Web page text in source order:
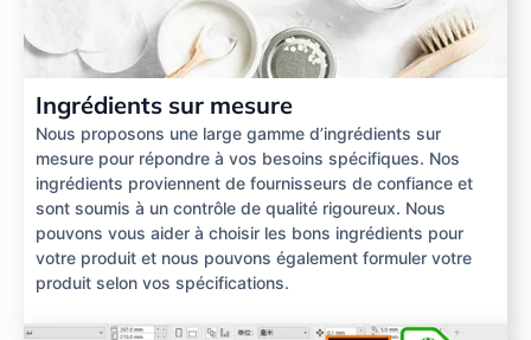
Ingrédients sur mesure
Nous proposons une large gamme d’ingrédients sur
mesure pour répondre à vos besoins spécifiques. Nos
ingrédients proviennent de fournisseurs de confiance et
sont soumis à un contrôle de qualité rigoureux. Nous
pouvons vous aider à choisir les bons ingrédients pour
votre produit et nous pouvons également formuler votre
produit selon vos spécifications.